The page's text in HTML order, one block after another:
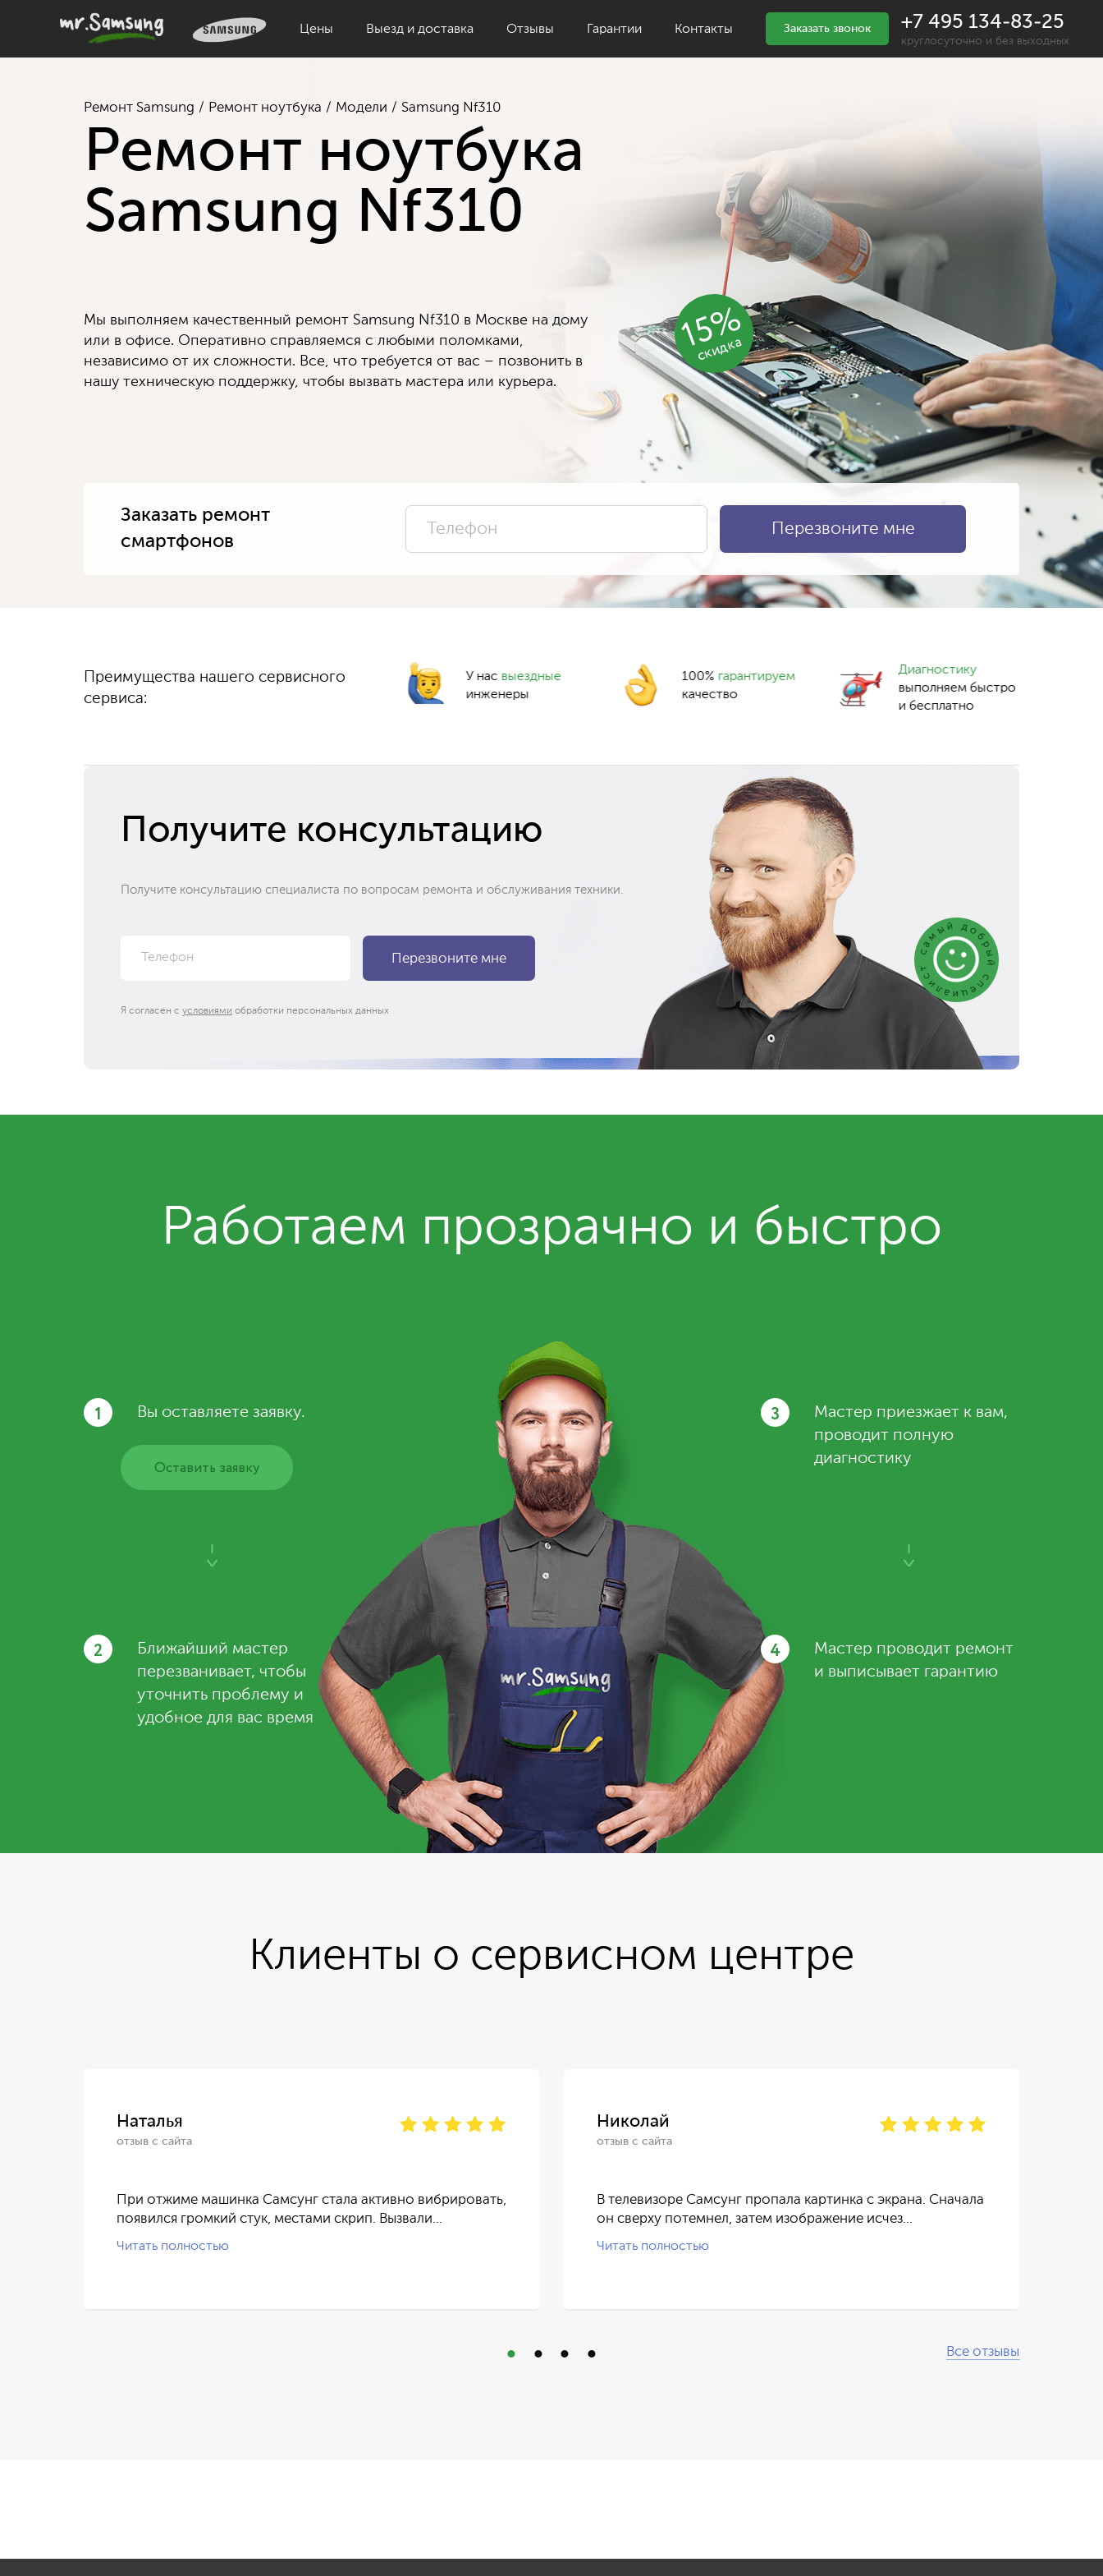
Цены Выезд и доставка Отзывы Гарантии Контакты Заказать звонок +7 495 134-83-25
круглосуточно и без выходных
15%
скидка
Ремонт Samsung Ремонт ноутбука Модели Samsung Nf310
Ремонт ноутбука
Samsung Nf310
Мы выполняем качественный ремонт Samsung Nf310 в Москве на дому
или в офисе. Оперативно справляемся с любыми поломками,
независимо от их сложности. Все, что требуется от вас – позвонить в
нашу техническую поддержку, чтобы вызвать мастера или курьера.
Заказать ремонт
смартфонов
Преимущества нашего сервисного
сервиса:
гарантируем
качество
выполняем быстро
У нас выездные
инженеры
100%гарантируем
качество
Диагностику
выполняем быстро
и бесплатно
Получите консультацию
Получите консультацию специалиста по вопросам ремонта и обслуживания техники.
Я согласен с условиями обработки персональных данных
Работаем прозрачно и быстро
1 Вы оставляете заявку.
Оставить заявку
3
Мастер приезжает к вам,
проводит полную
диагностику
2
Ближайший мастер
перезванивает, чтобы
уточнить проблему и
удобное для вас время
4
Мастер проводит ремонт
и выписывает гарантию
Клиенты о сервисном центре
Наталья
отзыв с сайта
При отжиме машинка Самсунг стала активно вибрировать,
появился громкий стук, местами скрип. Вызвали…
Читать полностью
Николай
отзыв с сайта
В телевизоре Самсунг пропала картинка с экрана. Сначала
он сверху потемнел, затем изображение исчез…
Читать полностью
Все отзывы